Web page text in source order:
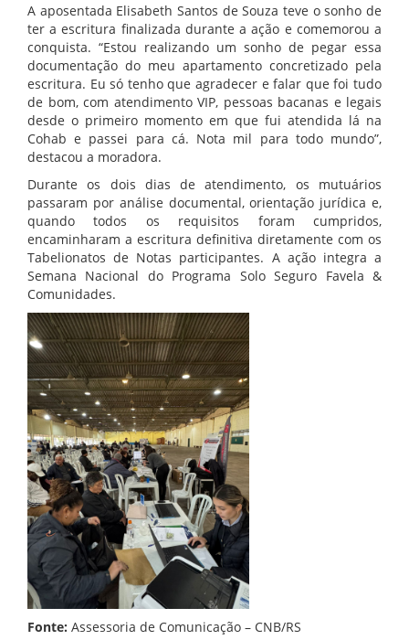
A aposentada Elisabeth Santos de Souza teve o sonho de
ter a escritura finalizada durante a ação e comemorou a
conquista. “Estou realizando um sonho de pegar essa
documentação do meu apartamento concretizado pela
escritura. Eu só tenho que agradecer e falar que foi tudo
de bom, com atendimento VIP, pessoas bacanas e legais
desde o primeiro momento em que fui atendida lá na
Cohab e passei para cá. Nota mil para todo mundo”,
destacou a moradora.
Durante os dois dias de atendimento, os mutuários
passaram por análise documental, orientação jurídica e,
quando todos os requisitos foram cumpridos,
encaminharam a escritura definitiva diretamente com os
Tabelionatos de Notas participantes. A ação integra a
Semana Nacional do Programa Solo Seguro Favela &
Comunidades.
Fonte: Assessoria de Comunicação – CNB/RS